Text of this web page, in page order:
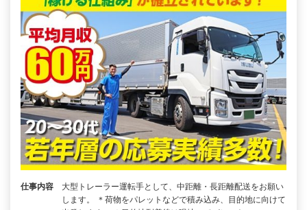
仕事内容
大型トレーラー運転手として、中距離・長距離配送をお願い
します。 ＊荷物をパレットなどで積み込み、目的地に向けて